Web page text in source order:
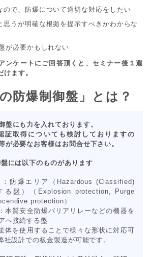
ので、防爆について適切な対応をしたい
思うが明確な根拠を提示すべきかわからな
が必要かもしれない
ンケートにご回答頂くと、セミナー後１週
ます。
防爆制御盤」とは？
盤にも力を入れております。
証取得についても検討しておりますの
が必要なお客様はお問合せ下さい。
には以下のものがあります
：防爆エリア（Hazardous (Classified)
る盤）（Explosion protection, Purge
protection）
本質安全防爆バリアリレーなどの機器を
へ接続する盤
体を使用することで様々な形状に対応可
社設計での板金製造が可能です。